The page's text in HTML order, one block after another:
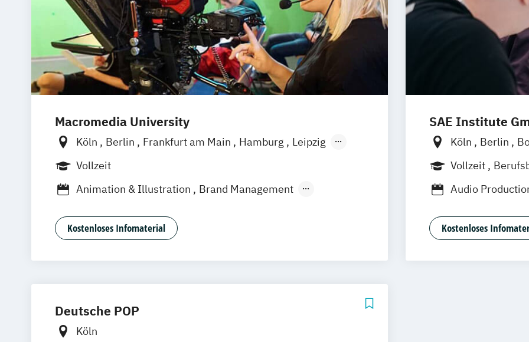
Macromedia University
Köln Berlin Frankfurt am Main Hamburg
Leipzig
München
Vollzeit
Animation & Illustration
Brand Management
Eventmanagement Filmmaking (DE/EN)
Game Design & Development
Medien- und Kommunikationsmanagement (DE/EN)
Medien- und Werbepsychologie
Kostenloses Infomaterial
SAE Institute
Köln Berlin
Leipzig
Vollzeit
Audio
Game Art
Graphic Design
Kostenloses
Deutsche POP
Köln